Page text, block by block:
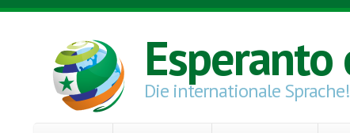
Skip to main content
Esperanto
Die internationale Sprache!